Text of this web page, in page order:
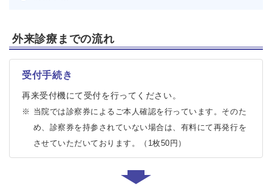
外来診療までの流れ
受付手続き
再来受付機にて受付を行ってください。
※ 当院では診察券によるご本人確認を行っています。そのた
め、診察券を持参されていない場合は、有料にて再発行を
させていただいております。（1枚50円）